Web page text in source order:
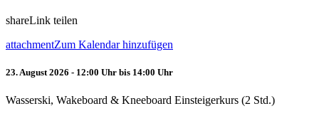
shareLink teilen
attachmentZum Kalendar hinzufügen
23. August 2026 - 12:00 Uhr bis 14:00 Uhr
Wasserski, Wakeboard & Kneeboard Einsteigerkurs (2 Std.)